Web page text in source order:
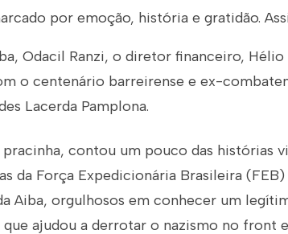
por emoção, história e gratidão.
Odacil Ranzi, o diretor financeiro,
o centenário barreirense e ex-
Lacerda Pamplona.
contou um pouco das histórias
da Força Expedicionária Brasileira (FEB)
Aiba, orgulhosos em conhecer um
ajudou a derrotar o nazismo no front